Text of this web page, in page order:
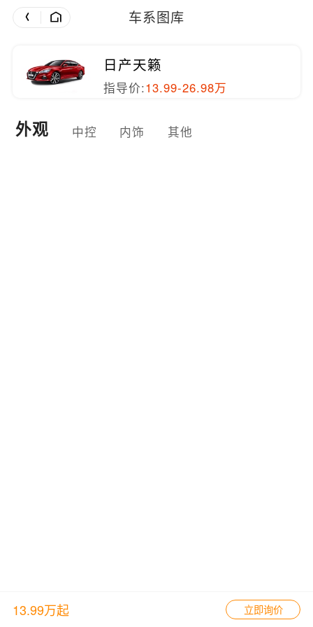
车系图库
日产天籁
指导价:13.99-26.98万
外观 中控 内饰 其他
13.99万起 立即询价